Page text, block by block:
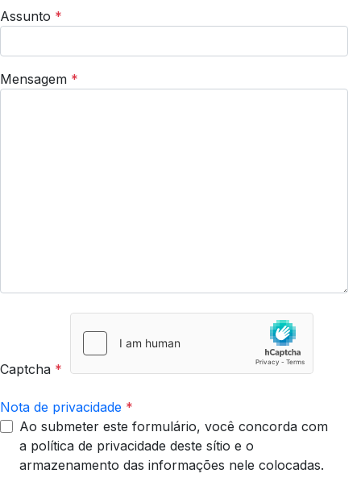
Assunto *
Mensagem *
Captcha *
Nota de privacidade *
Ao submeter este formulário, você concorda com
a política de privacidade deste sítio e o
armazenamento das informações nele colocadas.